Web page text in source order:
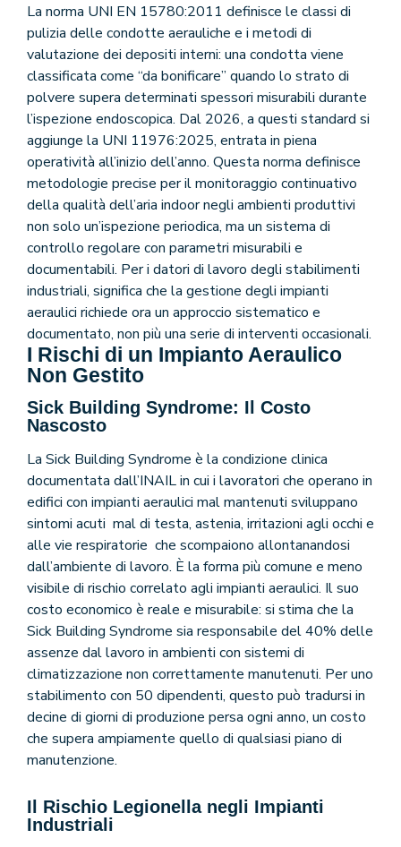
La norma UNI EN 15780:2011 definisce le classi di
pulizia delle condotte aerauliche e i metodi di
valutazione dei depositi interni: una condotta viene
classificata come “da bonificare” quando lo strato di
polvere supera determinati spessori misurabili durante
l’ispezione endoscopica. Dal 2026, a questi standard si
aggiunge la UNI 11976:2025, entrata in piena
operatività all’inizio dell’anno. Questa norma definisce
metodologie precise per il monitoraggio continuativo
della qualità dell’aria indoor negli ambienti produttivi
non solo un’ispezione periodica, ma un sistema di
controllo regolare con parametri misurabili e
documentabili. Per i datori di lavoro degli stabilimenti
industriali, significa che la gestione degli impianti
aeraulici richiede ora un approccio sistematico e
documentato, non più una serie di interventi occasionali.
I Rischi di un Impianto Aeraulico
Non Gestito
Sick Building Syndrome: Il Costo
Nascosto
La Sick Building Syndrome è la condizione clinica
documentata dall’INAIL in cui i lavoratori che operano in
edifici con impianti aeraulici mal mantenuti sviluppano
sintomi acuti mal di testa, astenia, irritazioni agli occhi e
alle vie respiratorie che scompaiono allontanandosi
dall’ambiente di lavoro. È la forma più comune e meno
visibile di rischio correlato agli impianti aeraulici. Il suo
costo economico è reale e misurabile: si stima che la
Sick Building Syndrome sia responsabile del 40% delle
assenze dal lavoro in ambienti con sistemi di
climatizzazione non correttamente manutenuti. Per uno
stabilimento con 50 dipendenti, questo può tradursi in
decine di giorni di produzione persa ogni anno, un costo
che supera ampiamente quello di qualsiasi piano di
manutenzione.
Il Rischio Legionella negli Impianti
Industriali